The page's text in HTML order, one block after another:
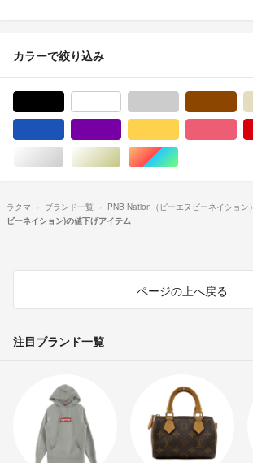
カラーで絞り込み
シルバー/銀色系ゴールド/金色系マルチカラー
ラクマ ブランド一覧 PNB Nation（ピーエヌビーネイション）
ビーネイション)の値下げアイテム
ページの上へ戻る
注目ブランド一覧